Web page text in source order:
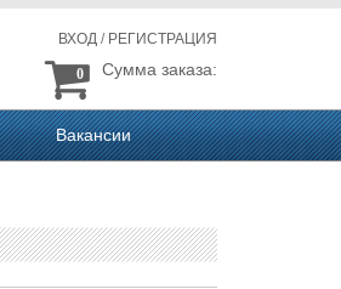
ВХОД / РЕГИСТРАЦИЯ
Сумма заказа:
0
Вакансии